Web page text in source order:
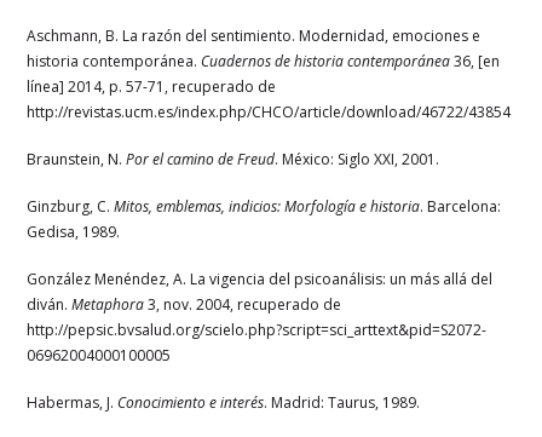
Aschmann, B. La razón del sentimiento. Modernidad, emociones e
historia contemporánea. Cuadernos de historia contemporánea36, [en
línea] 2014, p. 57-71, recuperado de
http://revistas.ucm.es/index.php/CHCO/article/download/46722/43854
Braunstein, N.Por el camino de Freud. México: Siglo XXI, 2001.
Ginzburg, C.Mitos, emblemas, indicios: Morfología e historia. Barcelona:
Gedisa, 1989.
González Menéndez, A. La vigencia del psicoanálisis: un más allá del
diván.Metaphora3, nov. 2004, recuperado de
http://pepsic.bvsalud.org/scielo.php?script=sci_arttext&pid=S2072-
06962004000100005
Habermas, J. Conocimiento e interés. Madrid: Taurus, 1989.